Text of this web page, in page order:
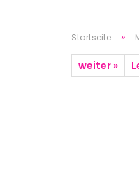
Startseite »
weiter »